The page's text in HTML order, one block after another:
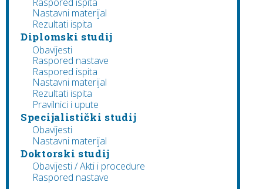
Nastavni materijal
Rezultati ispita
Diplomski studij
Obavijesti
Raspored nastave
Raspored ispita
Nastavni materijal
Rezultati ispita
Pravilnici i upute
Specijalistički studij
Obavijesti
Nastavni materijal
Doktorski studij
Obavijesti / Akti i procedure
Raspored nastave